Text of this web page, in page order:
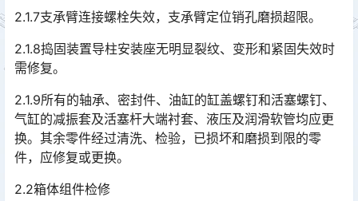
2.1.7支承臂连接螺栓失效，支承臂定位销孔磨损超限。
2.1.8捣固装置导柱安装座无明显裂纹、变形和紧固失效时
需修复。
2.1.9所有的轴承、密封件、油缸的缸盖螺钉和活塞螺钉、
气缸的减振套及活塞杆大端衬套、液压及润滑软管均应更
换。其余零件经过清洗、检验，已损坏和磨损到限的零
件，应修复或更换。󠅅󠅃󠄵󠅂󠄪󠇖󠆨󠆨󠇕󠆞󠆒󠅬󠇘󠆭󠆘󠇙󠆝󠅵󠇗󠆭󠆁󠄐󠇗󠅹󠅸󠇖󠆍󠅳󠇖󠅹󠅰󠇖󠆌󠅹
2.2箱体组件检修